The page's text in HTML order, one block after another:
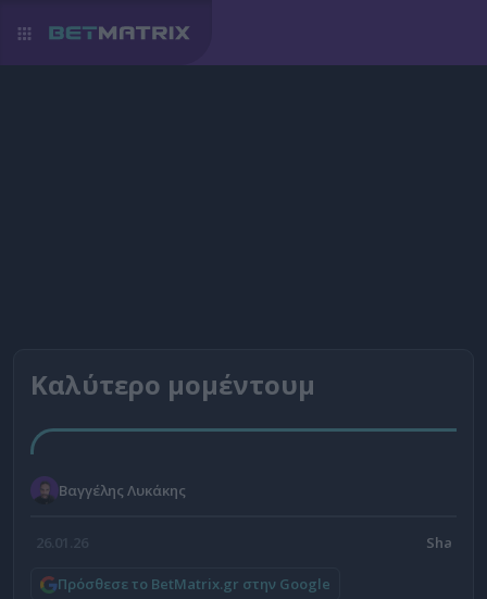
Καλύτερο μομέντουμ
Βαγγέλης Λυκάκης
26.01.26
Πρόσθεσε το BetMatrix.gr στην Google